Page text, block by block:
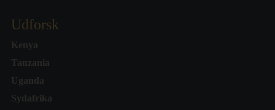
Udforsk
Kenya
Tanzania
Uganda
Sydafrika